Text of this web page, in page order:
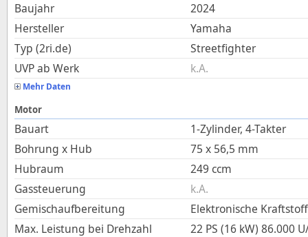
Baujahr
2024
Hersteller
Yamaha
Typ (2ri.de)
Streetfighter
UVP ab Werk
k.A.
Mehr Daten
Motor
Bauart
1-Zylinder, 4-Takter
Bohrung x Hub
75 x 56,5 mm
Hubraum
249 ccm
Gassteuerung
k.A.
Gemischaufbereitung
Elektronische
Max. Leistung bei Drehzahl
22 PS (16 kW) 86.000